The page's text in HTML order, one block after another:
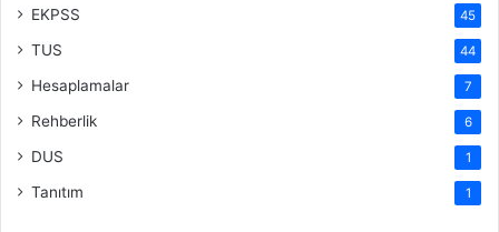
EKPSS 45
TUS 44
Hesaplamalar 7
Rehberlik 6
DUS 1
Tanıtım 1